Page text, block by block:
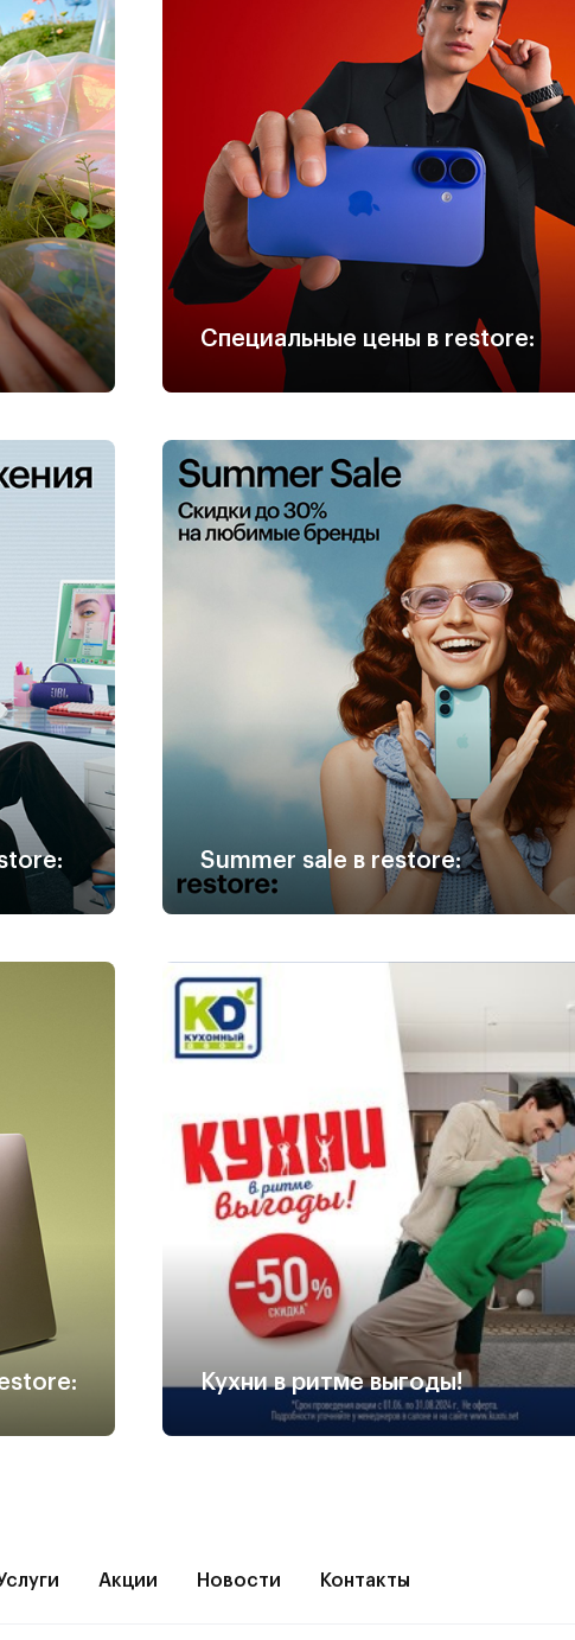
Специальные цены в restore:
Summer sale в restore:
Кухни в ритме выгоды!
Акции Новости Контакты